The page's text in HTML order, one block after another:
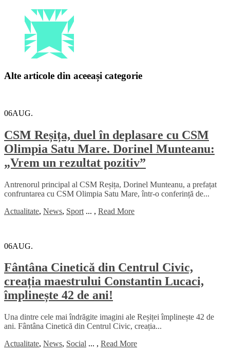
Alte articole din aceeași categorie
06AUG.
CSM Reșița, duel în deplasare cu CSM
Olimpia Satu Mare. Dorinel Munteanu:
„Vrem un rezultat pozitiv”
Antrenorul principal al CSM Reșița, Dorinel Munteanu, a prefațat
confruntarea cu CSM Olimpia Satu Mare, într-o conferință de...
Actualitate, News, Sport ... , Read More
06AUG.
Fântâna Cinetică din Centrul Civic,
creația maestrului Constantin Lucaci,
împlinește 42 de ani!
Una dintre cele mai îndrăgite imagini ale Reșiței împlinește 42 de
ani. Fântâna Cinetică din Centrul Civic, creația...
Actualitate, News, Social ... , Read More